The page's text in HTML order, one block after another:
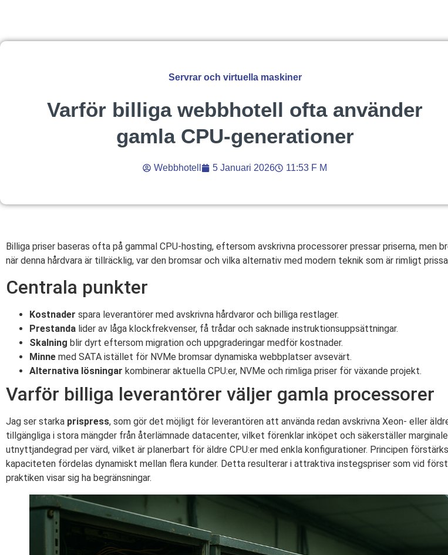
Servrar och virtuella maskiner
Varför billiga webbhotell ofta använder
gamla CPU-generationer
Webbhotell 5 Januari 2026 11:53 F M
Billiga priser baseras ofta på gammal CPU-hosting, eftersom avskrivna processorer pressar priserna, men
när denna hårdvara är tillräcklig, var den bromsar och vilka alternativ med modern teknik som är rimligt
Centrala punkter
Kostnader spara leverantörer med avskrivna hårdvaror och billiga restlager.
Prestanda lider av låga klockfrekvenser, få trådar och saknade instruktionsuppsättningar.
Skalning blir dyrt eftersom migration och uppgraderingar medför kostnader.
Minne med SATA istället för NVMe bromsar dynamiska webbplatser avsevärt.
Alternativa lösningar kombinerar aktuella CPU:er, NVMe och rimliga priser för växande projekt.
Varför billiga leverantörer väljer gamla processorer
Jag ser starka prispress, som gör det möjligt för leverantören att använda redan avskrivna Xeon- eller
tillgängliga i stora mängder från återlämnade datacenter, vilket förenklar inköpet och säkerställer
utnyttjandegrad per värd, vilket är planerbart för äldre CPU:er med enkla konfigurationer. Principen
kapaciteten fördelas dynamiskt mellan flera kunder. Detta resulterar i attraktiva instegspriser som vid
praktiken visar sig ha begränsningar.